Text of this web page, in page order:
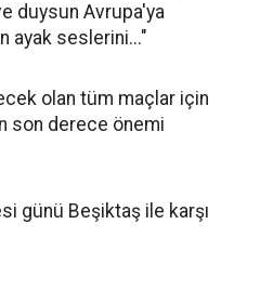
duysun Avrupa'ya
ayak seslerini..."
olan tüm maçlar için
son derece önemi
günü Beşiktaş ile karşı